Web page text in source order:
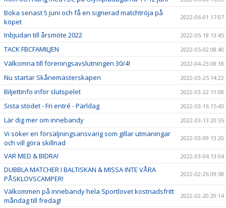
Boka senast 5 juni och få en signerad matchtröja på
köpet
2022-06-01 17:07
Inbjudan till årsmöte 2022 2022-05-18 13:45
TACK FBCFAMILJEN 2022-05-02 08:40
Välkomna till föreningsavslutningen 30/4! 2022-04-23 08:18
Nu startar Skånemästerskapen 2022-03-25 14:22
Biljettinfo inför slutspelet 2022-03-22 11:08
Sista stödet - Fri entré - Pärldag 2022-03-16 15:43
Lär dig mer om innebandy 2022-03-13 20:55
Vi söker en försäljningsansvarig som gillar utmaningar
och vill göra skillnad
2022-03-09 13:20
VAR MED & BIDRA! 2022-03-04 13:04
DUBBLA MATCHER I BALTISKAN & MISSA INTE VÅRA
PÅSKLOVSCAMPER!
2022-02-26 09:38
Välkommen på innebandy hela Sportlovet kostnadsfritt
måndag till fredag!
2022-02-20 20:14